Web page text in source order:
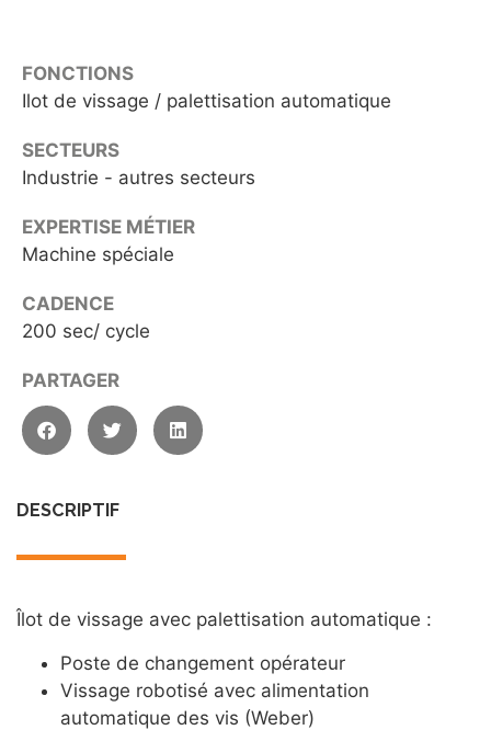
FONCTIONS
Ilot de vissage / palettisation automatique
SECTEURS
Industrie - autres secteurs
EXPERTISE MÉTIER
Machine spéciale
CADENCE
200 sec/ cycle
PARTAGER
DESCRIPTIF
Îlot de vissage avec palettisation automatique :
Poste de changement opérateur
Vissage robotisé avec alimentation
automatique des vis (Weber)